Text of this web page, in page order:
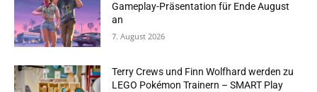
Gameplay-Präsentation für Ende August
an
7. August 2026
Terry Crews und Finn Wolfhard werden zu
LEGO Pokémon Trainern – SMART Play